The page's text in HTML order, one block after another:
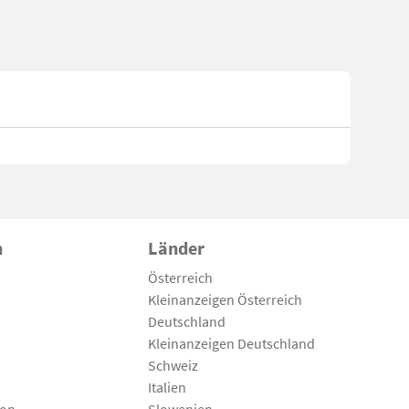
Länder
Österreich
Kleinanzeigen Österreich
Deutschland
Kleinanzeigen Deutschland
Schweiz
Italien